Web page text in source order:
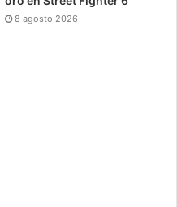
8 agosto 2026